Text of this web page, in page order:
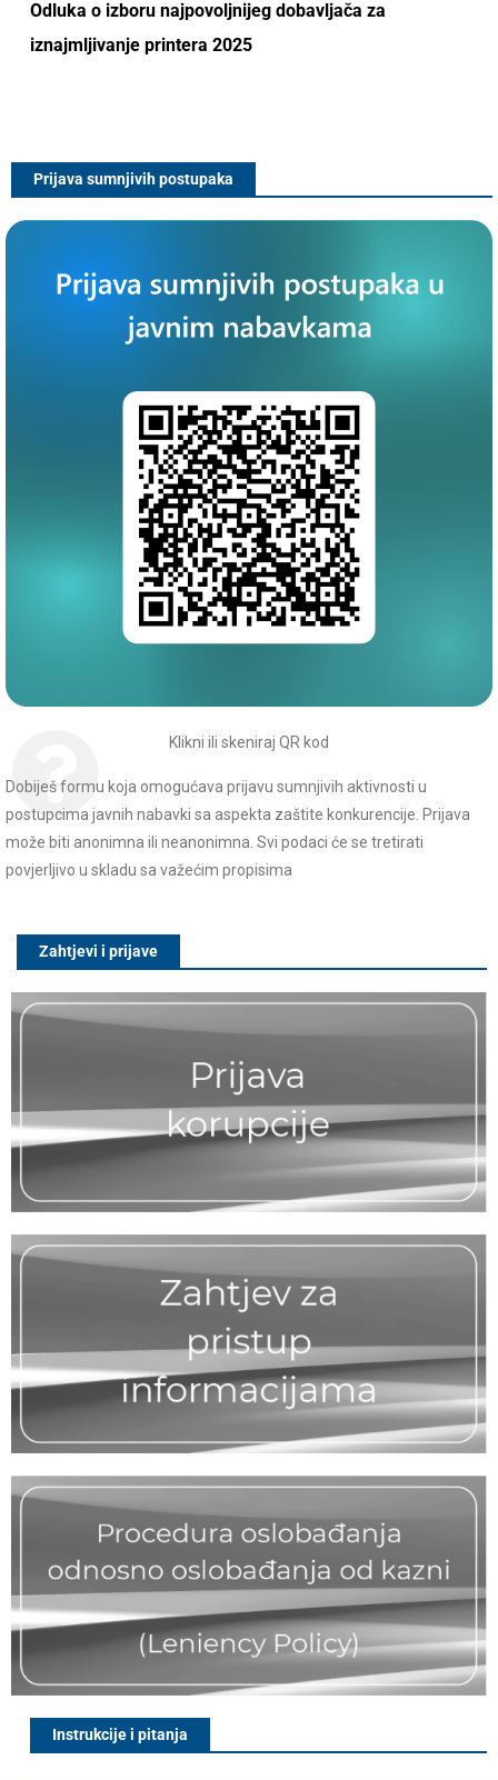
Odluka o izboru najpovoljnijeg dobavljača za
iznajmljivanje printera 2025
Prijava sumnjivih postupaka
Klikni ili skeniraj QR kod
Dobiješ formu koja omogućava prijavu sumnjivih aktivnosti u
postupcima javnih nabavki sa aspekta zaštite konkurencije. Prijava
može biti anonimna ili neanonimna. Svi podaci će se tretirati
povjerljivo u skladu sa važećim propisima
Zahtjevi i prijave
Instrukcije i pitanja